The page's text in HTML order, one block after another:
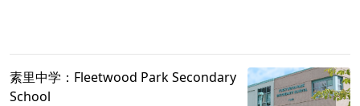
素里中学：Fleetwood Park Secondary
School